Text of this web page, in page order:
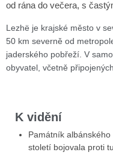
od rána do večera, s
Lezhë je krajské město v
50 km severně od
jaderského pobřeží. V
obyvatel, včetně
K vidění
Památník
století bojovala proti